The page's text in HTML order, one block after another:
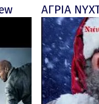
Further) - final
ΑΓΡΙΑ